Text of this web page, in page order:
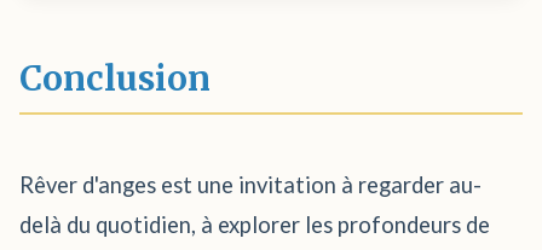
Conclusion
Rêver d'anges est une invitation à regarder au-
delà du quotidien, à explorer les profondeurs de